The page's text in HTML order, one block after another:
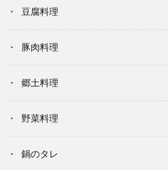
豆腐料理
豚肉料理
郷土料理
野菜料理
鍋のタレ